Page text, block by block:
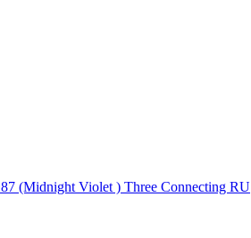
(Midnight Violet ) Three Connecting RU